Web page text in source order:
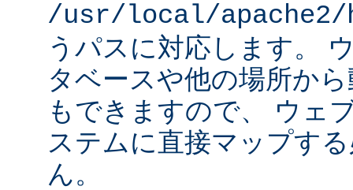
/usr/local/
うパスに対応します。
タベースや他の場所か
もできますので、 ウェ
ステムに直接マップす
ん。